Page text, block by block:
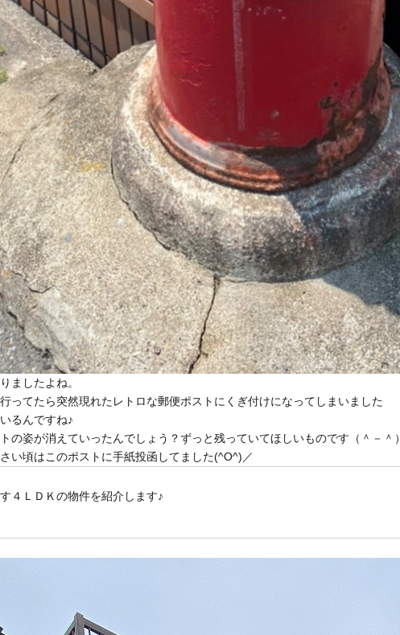
ましたよね。
ってたら突然現れたレトロな郵便ポストにくぎ付けになってしまいました
るんですね♪
の姿が消えていったんでしょう？ずっと残っていてほしいものです（＾－＾）
い頃はこのポストに手紙投函してました(^O^)／
４ＬＤＫの物件を紹介します♪